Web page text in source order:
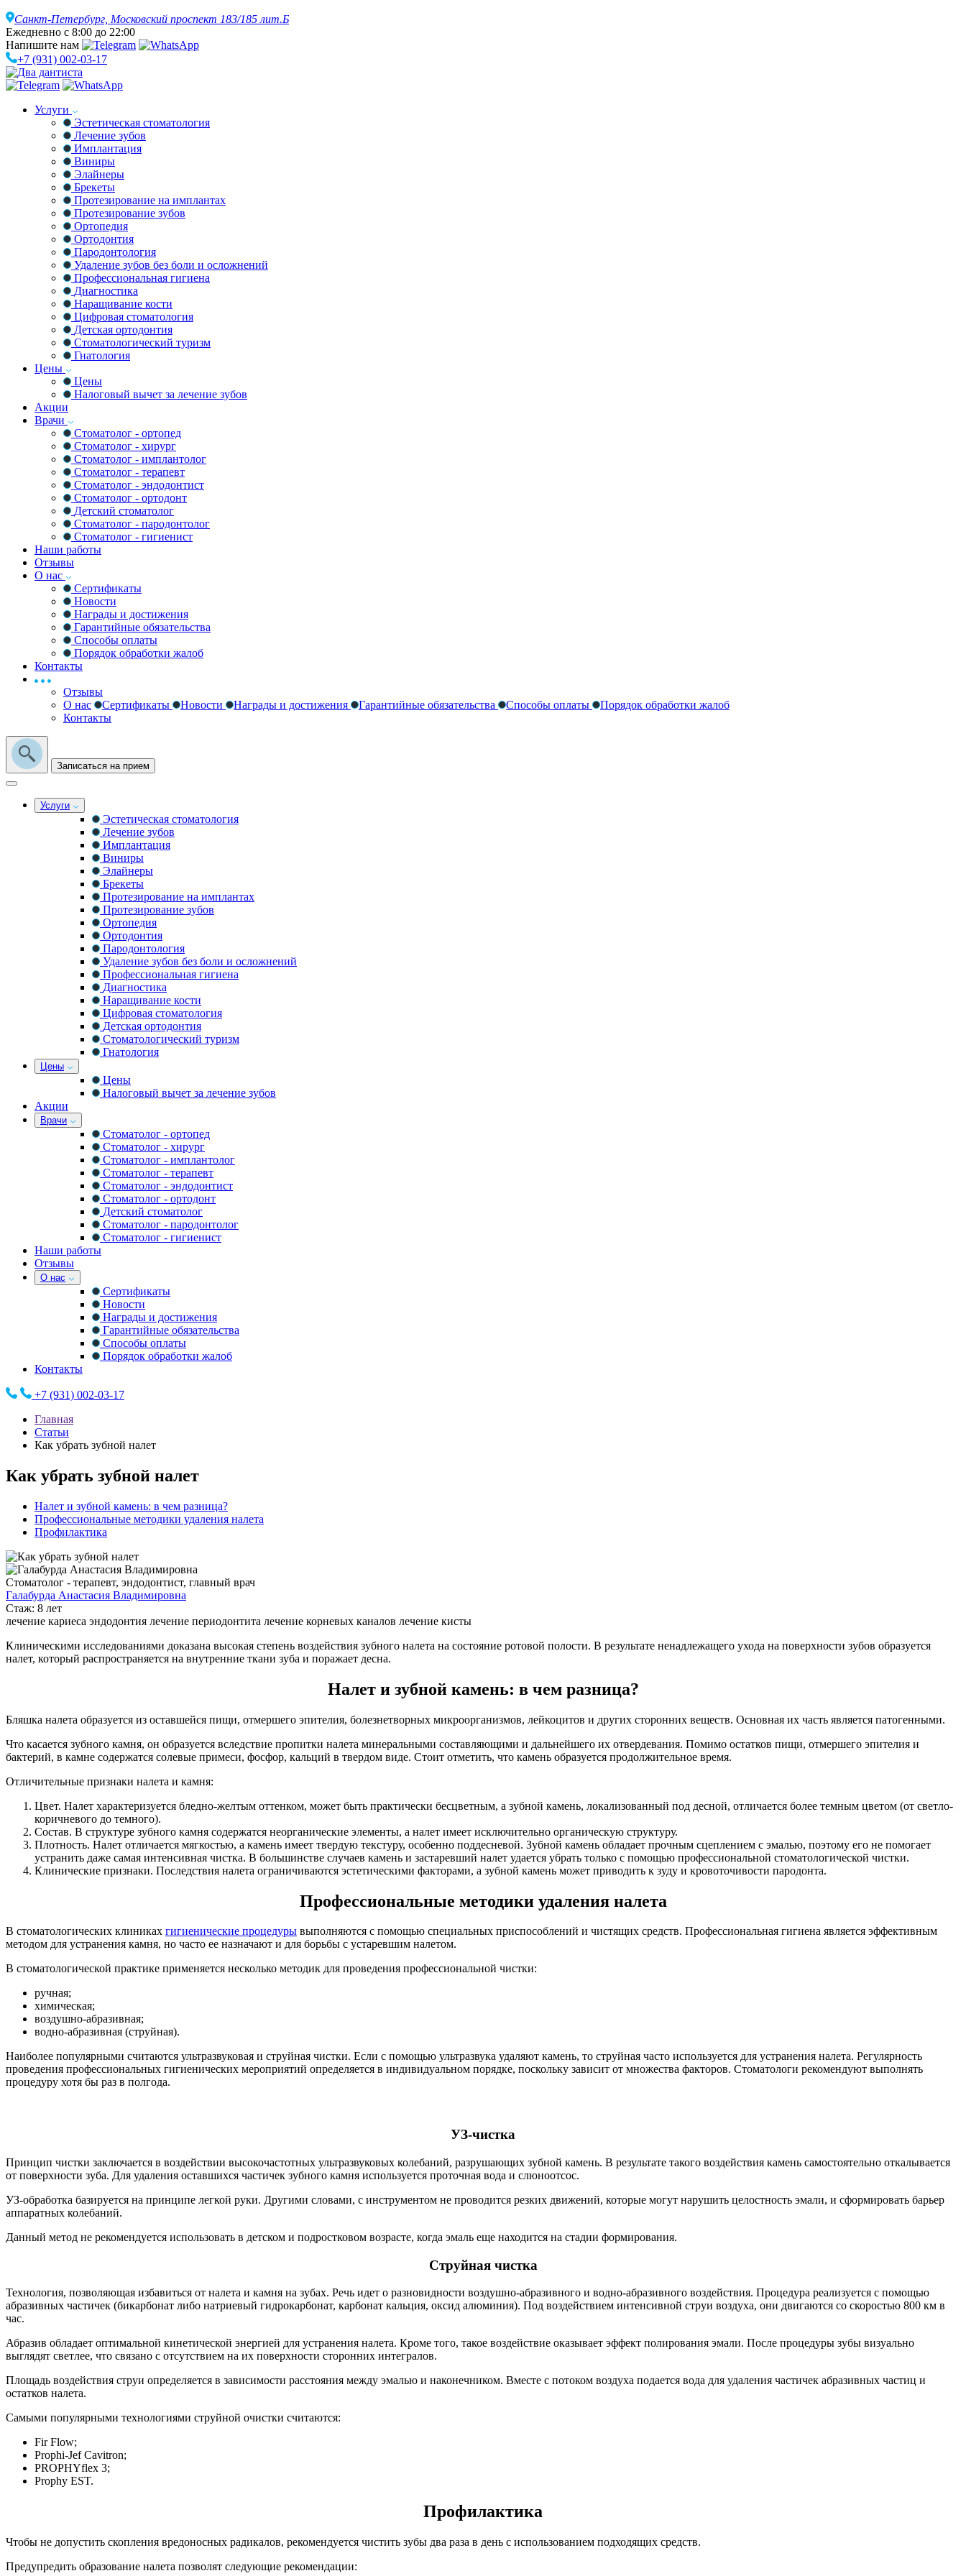
Санкт-Петербург, Московский проспект 183/185 лит.Б
Ежедневно с 8:00 до 22:00
Напишите нам
+7 (931) 002-03-17
Услуги
Эстетическая стоматология
Лечение зубов
Имплантация
Виниры
Элайнеры
Брекеты
Протезирование на имплантах
Протезирование зубов
Ортопедия
Ортодонтия
Пародонтология
Удаление зубов без боли и осложнений
Профессиональная гигиена
Диагностика
Наращивание кости
Цифровая стоматология
Детская ортодонтия
Стоматологический туризм
Гнатология
Цены
Цены
Налоговый вычет за лечение зубов
Акции
Врачи
Стоматолог - ортопед
Стоматолог - хирург
Стоматолог - имплантолог
Стоматолог - терапевт
Стоматолог - эндодонтист
Стоматолог - ортодонт
Детский стоматолог
Стоматолог - пародонтолог
Стоматолог - гигиенист
Наши работы
Отзывы
О нас
Сертификаты
Новости
Награды и достижения
Гарантийные обязательства
Способы оплаты
Порядок обработки жалоб
Контакты
Отзывы
О нас
Сертификаты Новости Награды и достижения Гарантийные обязательства Способы оплаты
Порядок обработки жалоб
Контакты
Записаться на прием
Услуги
Эстетическая стоматология
Лечение зубов
Имплантация
Виниры
Элайнеры
Брекеты
Протезирование на имплантах
Протезирование зубов
Ортопедия
Ортодонтия
Пародонтология
Удаление зубов без боли и осложнений
Профессиональная гигиена
Диагностика
Наращивание кости
Цифровая стоматология
Детская ортодонтия
Стоматологический туризм
Гнатология
Цены
Цены
Налоговый вычет за лечение зубов
Акции
Врачи
Стоматолог - ортопед
Стоматолог - хирург
Стоматолог - имплантолог
Стоматолог - терапевт
Стоматолог - эндодонтист
Стоматолог - ортодонт
Детский стоматолог
Стоматолог - пародонтолог
Стоматолог - гигиенист
Наши работы
Отзывы
О нас
Сертификаты
Новости
Награды и достижения
Гарантийные обязательства
Способы оплаты
Порядок обработки жалоб
Контакты
+7 (931) 002-03-17
Главная
Статьи
Как убрать зубной налет
Как убрать зубной налет
Налет и зубной камень: в чем разница?
Профессиональные методики удаления налета
Профилактика
Стоматолог - терапевт, эндодонтист, главный врач
Галабурда Анастасия Владимировна
Стаж: 8 лет
лечение кариеса эндодонтия лечение периодонтита лечение корневых каналов лечение кисты
Клиническими исследованиями доказана высокая степень воздействия зубного налета на состояние ротовой полости. В результате ненадлежащего ухода на поверхности зубов образуется
налет, который распространяется на внутренние ткани зуба и поражает десна.
Налет и зубной камень: в чем разница?
Бляшка налета образуется из оставшейся пищи, отмершего эпителия, болезнетворных микроорганизмов, лейкоцитов и других сторонних веществ. Основная их часть является патогенными.
Что касается зубного камня, он образуется вследствие пропитки налета минеральными составляющими и дальнейшего их отвердевания. Помимо остатков пищи, отмершего эпителия и
бактерий, в камне содержатся солевые примеси, фосфор, кальций в твердом виде. Стоит отметить, что камень образуется продолжительное время.
Отличительные признаки налета и камня:
Цвет. Налет характеризуется бледно-желтым оттенком, может быть практически бесцветным, а зубной камень, локализованный под десной, отличается более темным цветом (от светло-
коричневого до темного).
Состав. В структуре зубного камня содержатся неорганические элементы, а налет имеет исключительно органическую структуру.
Плотность. Налет отличается мягкостью, а камень имеет твердую текстуру, особенно поддесневой. Зубной камень обладает прочным сцеплением с эмалью, поэтому его не помогает
устранить даже самая интенсивная чистка. В большинстве случаев камень и застаревший налет удается убрать только с помощью профессиональной стоматологической чистки.
Клинические признаки. Последствия налета ограничиваются эстетическими факторами, а зубной камень может приводить к зуду и кровоточивости пародонта.
Профессиональные методики удаления налета
В стоматологических клиниках гигиенические процедуры выполняются с помощью специальных приспособлений и чистящих средств. Профессиональная гигиена является эффективным
методом для устранения камня, но часто ее назначают и для борьбы с устаревшим налетом.
В стоматологической практике применяется несколько методик для проведения профессиональной чистки:
ручная;
химическая;
воздушно-абразивная;
водно-абразивная (струйная).
Наиболее популярными считаются ультразвуковая и струйная чистки. Если с помощью ультразвука удаляют камень, то струйная часто используется для устранения налета. Регулярность
проведения профессиональных гигиенических мероприятий определяется в индивидуальном порядке, поскольку зависит от множества факторов. Стоматологи рекомендуют выполнять
процедуру хотя бы раз в полгода.
УЗ-чистка
Принцип чистки заключается в воздействии высокочастотных ультразвуковых колебаний, разрушающих зубной камень. В результате такого воздействия камень самостоятельно откалывается
от поверхности зуба. Для удаления оставшихся частичек зубного камня используется проточная вода и слюноотсос.
УЗ-обработка базируется на принципе легкой руки. Другими словами, с инструментом не проводится резких движений, которые могут нарушить целостность эмали, и сформировать барьер
аппаратных колебаний.
Данный метод не рекомендуется использовать в детском и подростковом возрасте, когда эмаль еще находится на стадии формирования.
Струйная чистка
Технология, позволяющая избавиться от налета и камня на зубах. Речь идет о разновидности воздушно-абразивного и водно-абразивного воздействия. Процедура реализуется с помощью
абразивных частичек (бикарбонат либо натриевый гидрокарбонат, карбонат кальция, оксид алюминия). Под воздействием интенсивной струи воздуха, они двигаются со скоростью 800 км в
час.
Абразив обладает оптимальной кинетической энергией для устранения налета. Кроме того, такое воздействие оказывает эффект полирования эмали. После процедуры зубы визуально
выглядят светлее, что связано с отсутствием на их поверхности сторонних интегралов.
Площадь воздействия струи определяется в зависимости расстояния между эмалью и наконечником. Вместе с потоком воздуха подается вода для удаления частичек абразивных частиц и
остатков налета.
Самыми популярными технологиями струйной очистки считаются:
Fir Flow;
Prophi-Jef Cavitron;
PROPHYflex 3;
Prophy EST.
Профилактика
Чтобы не допустить скопления вредоносных радикалов, рекомендуется чистить зубы два раза в день с использованием подходящих средств.
Предупредить образование налета позволят следующие рекомендации: